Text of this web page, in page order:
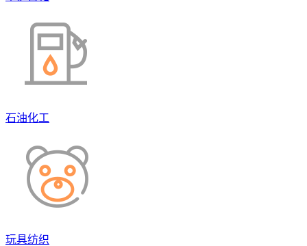
石油化工
玩具纺织